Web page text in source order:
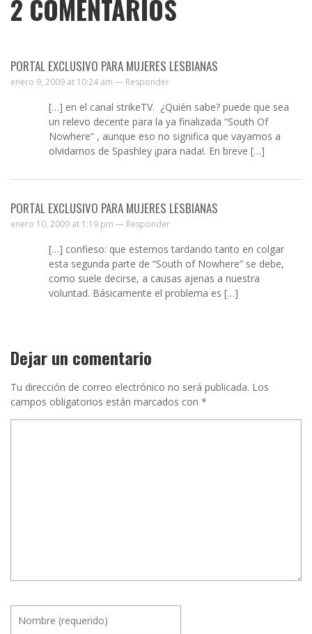
2 COMENTARIOS
PORTAL EXCLUSIVO PARA MUJERES LESBIANAS
enero 9, 2009 at 10:24 am — Responder
[…] en el canal strikeTV. ¿Quién sabe? puede que sea
un relevo decente para la ya finalizada “South Of
Nowhere” , aunque eso no significa que vayamos a
olvidarnos de Spashley ¡para nada!. En breve […]
PORTAL EXCLUSIVO PARA MUJERES LESBIANAS
enero 10, 2009 at 1:19 pm — Responder
[…] confieso: que estemos tardando tanto en colgar
esta segunda parte de “South of Nowhere” se debe,
como suele decirse, a causas ajenas a nuestra
voluntad. Básicamente el problema es […]
Dejar un comentario
Tu dirección de correo electrónico no será publicada. Los
campos obligatorios están marcados con *